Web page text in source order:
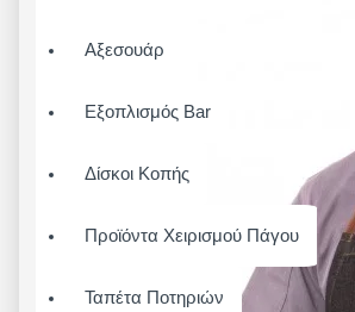
Αξεσουάρ
Εξοπλισμός Bar
Δίσκοι Κοπής
Προϊόντα Χειρισμού Πάγου
Ταπέτα Ποτηριών